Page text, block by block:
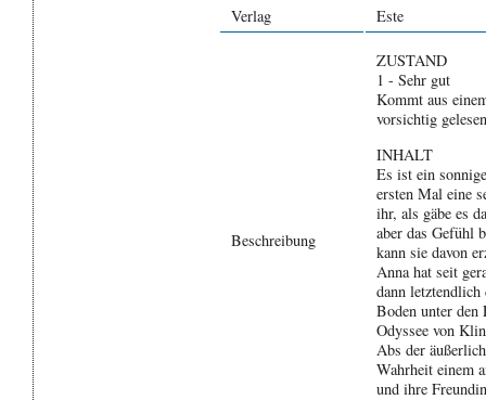
Verlag
Este
Beschreibung
ZUSTAND
1 - Sehr gut
Kommt aus
vorsichtig
INHALT
Es ist ein
ersten Mal eine
ihr, als gäbe es
aber das Gefühl
kann sie davon
Anna hat seit
dann
Boden unter den
Odyssee von
Abs der
Wahrheit einem
und ihre